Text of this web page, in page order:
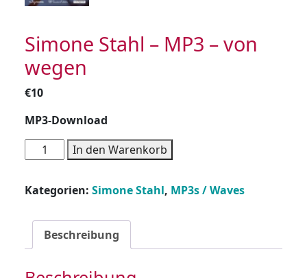
Simone Stahl – MP3 – von
wegen
€10
MP3-Download
Simone
Stahl
MP3
wegen
In den Warenkorb
Kategorien: Simone Stahl, MP3s / Waves
Beschreibung